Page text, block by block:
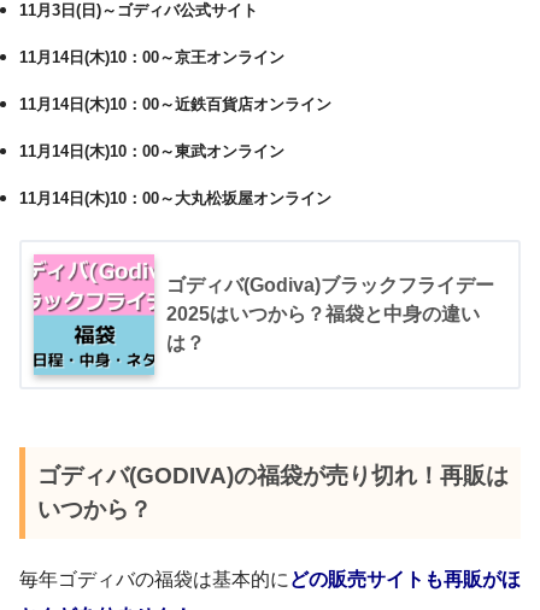
11月3日(日)～ゴディバ公式サイト
11月14日(木)10：00～京王オンライン
11月14日(木)10：00～近鉄百貨店オンライン
11月14日(木)10：00～東武オンライン
11月14日(木)10：00～大丸松坂屋オンライン
ゴディバ(Godiva)ブラックフライデー
2025はいつから？福袋と中身の違い
は？
ゴディバ(GODIVA)の福袋が売り切れ！再販は
いつから？
毎年ゴディバの福袋は基本的に どの販売サイトも再販がほ